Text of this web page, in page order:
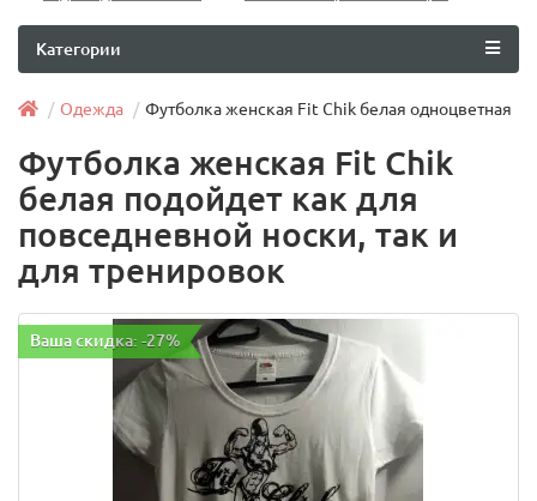
Категории
Одежда Футболка женская Fit Chik белая одноцветная
Футболка женская Fit Chik
белая подойдет как для
повседневной носки, так и
для тренировок
Ваша скидка: -27%